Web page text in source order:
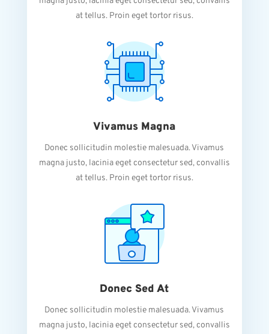
at tellus. Proin eget tortor risus.
Vivamus Magna
Donec sollicitudin molestie malesuada. Vivamus
magna justo, lacinia eget consectetur sed, convallis
at tellus. Proin eget tortor risus.
Donec Sed At
Donec sollicitudin molestie malesuada. Vivamus
magna justo, lacinia eget consectetur sed, convallis